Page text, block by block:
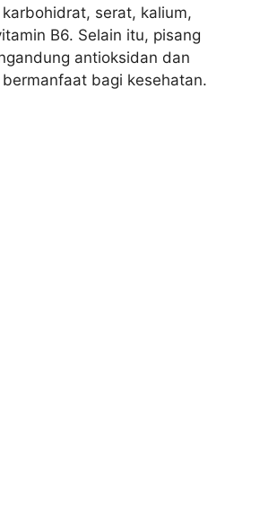
serat, kalium,
B6. Selain itu, pisang
antioksidan dan
bagi kesehatan.